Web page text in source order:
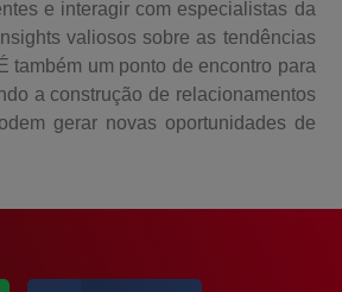
e interagir com especialistas da
valiosos sobre as tendências
também um ponto de encontro para
a construção de relacionamentos
gerar novas oportunidades de